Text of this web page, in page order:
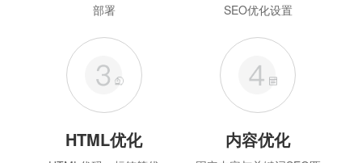
部署
SEO优化设置
HTML优化 内容优化